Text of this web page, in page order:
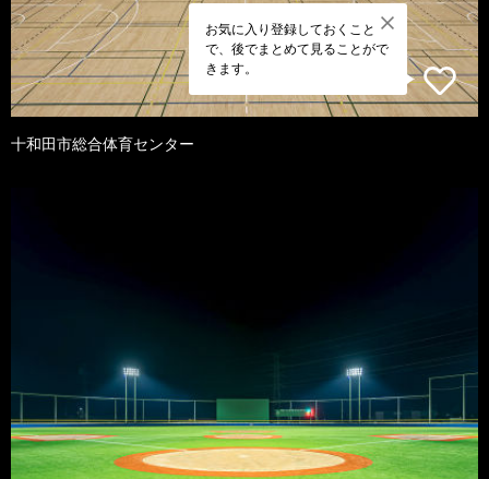
お気に入り登録しておくこと
で、後でまとめて見ることがで
きます。
十和田市総合体育センター